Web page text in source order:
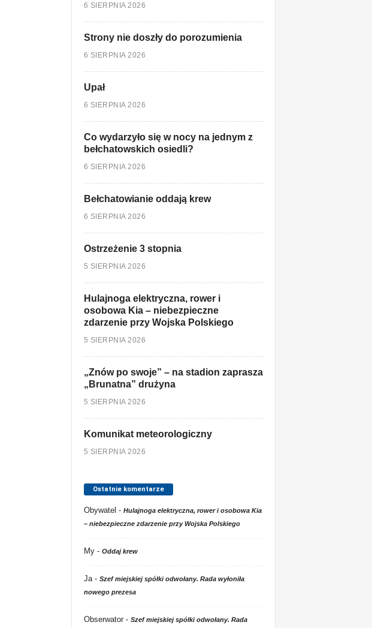
6 SIERPNIA 2026
Strony nie doszły do porozumienia
6 SIERPNIA 2026
Upał
6 SIERPNIA 2026
Co wydarzyło się w nocy na jednym z
bełchatowskich osiedli?
6 SIERPNIA 2026
Bełchatowianie oddają krew
6 SIERPNIA 2026
Ostrzeżenie 3 stopnia
5 SIERPNIA 2026
Hulajnoga elektryczna, rower i
osobowa Kia – niebezpieczne
zdarzenie przy Wojska Polskiego
5 SIERPNIA 2026
„Znów po swoje” – na stadion zaprasza
„Brunatna” drużyna
5 SIERPNIA 2026
Komunikat meteorologiczny
5 SIERPNIA 2026
Ostatnie komentarze
Obywatel - Hulajnoga elektryczna, rower i osobowa Kia
– niebezpieczne zdarzenie przy Wojska Polskiego
My- Oddaj krew
Ja- Szef miejskiej spółki odwołany. Rada wyłoniła
nowego prezesa
Obserwator- Szef miejskiej spółki odwołany. Rada